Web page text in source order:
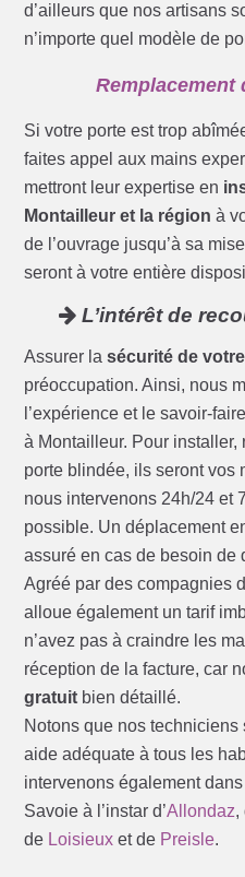
d’ailleurs que nos artisans
n’importe quel modèle de
Remplacement
Si votre porte est trop
faites appel aux mains
mettront leur expertise en
Montailleur et la région à
de l’ouvrage jusqu’à sa
seront à votre entière
L’intérêt de
Assurer lasécurité de
préoccupation. Ainsi, nous
l’expérience et le savoir-
à Montailleur. Pour
porte blindée, ils seront vos
nous intervenons 24h/24 et
possible. Un déplacement
assuré en cas de besoin de
Agréé par des compagnies
alloue également un tarif
n’avez pas à craindre les
réception de la facture, car
gratuit bien détaillé.
Notons que nos
aide adéquate à tous les
intervenons également
Savoie à l’instar d’Allondaz,
de Loisieux et de Preisle.